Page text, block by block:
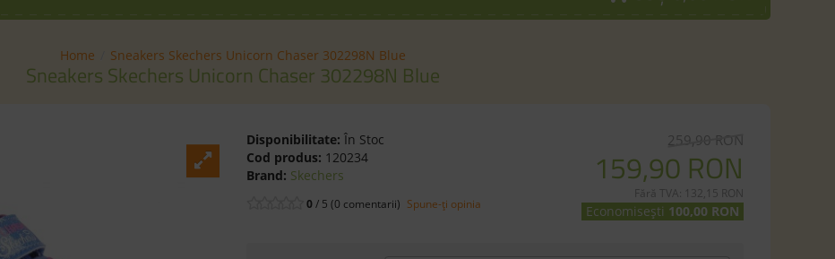
Home Sneakers Skechers Unicorn Chaser 302298N Blue
Sneakers Skechers Unicorn Chaser 302298N Blue
Disponibilitate: În Stoc
Cod produs: 120234
Brand: Skechers
0/ 5 (0 comentarii) Spune-ţi opinia
259,90 RON
159,90 RON
Fără TVA: 132,15 RON
Economisești 100,00 RON